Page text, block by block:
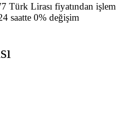
Türk Lirası fiyatından işlem
saatte 0% değişim